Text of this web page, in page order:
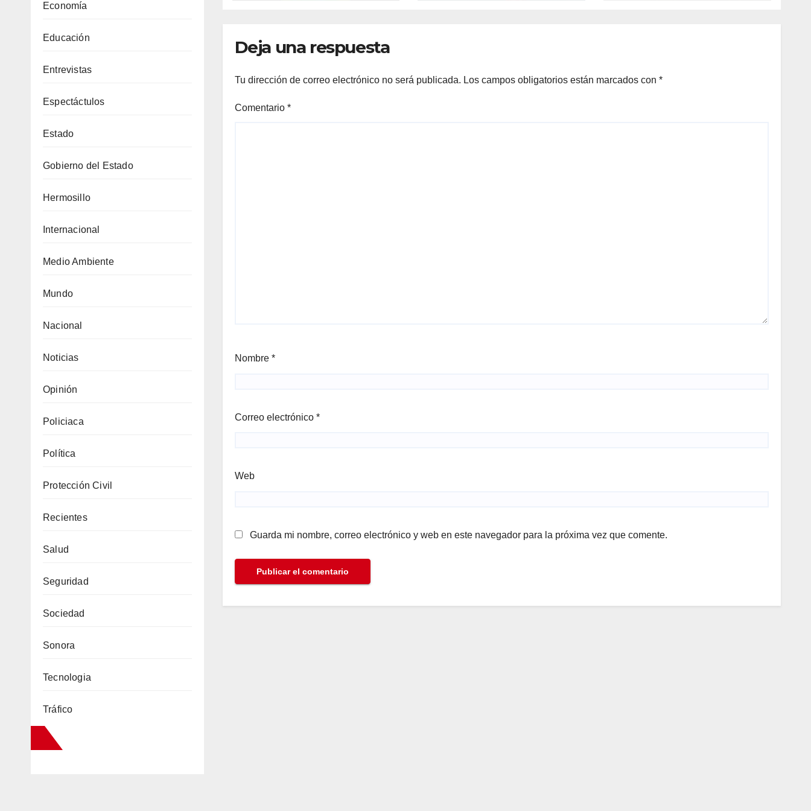
Economía
Educación
Entrevistas
Espectáctulos
Estado
Gobierno del Estado
Hermosillo
Internacional
Medio Ambiente
Mundo
Nacional
Noticias
Opinión
Policiaca
Política
Protección Civil
Recientes
Salud
Seguridad
Sociedad
Sonora
Tecnologia
Tráfico
Deja una respuesta
Tu dirección de correo electrónico no será publicada. Los campos obligatorios están marcados con *
Comentario *
Nombre *
Correo electrónico *
Web
Guarda mi nombre, correo electrónico y web en este navegador para la próxima vez que comente.